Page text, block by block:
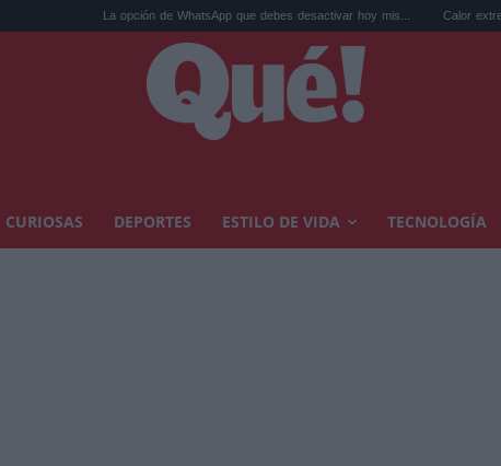
La opción de WhatsApp que debes desactivar hoy mis... Calor extremo y ansiedad:
CURIOSAS DEPORTES ESTILO DE VIDA TECNOLOGÍA